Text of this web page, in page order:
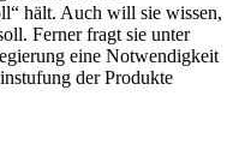
hält. Auch will sie wissen,
Ferner fragt sie unter
eine Notwendigkeit
der Produkte